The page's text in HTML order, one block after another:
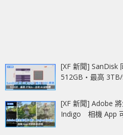
[XF 新聞] SanDisk
512GB‧最高
[XF 新聞] Adobe
Indigo 相機 App